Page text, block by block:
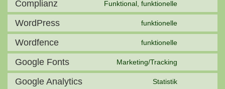
Complianz Funktional, funktionelle
service
WordPress funktionelle
service
Wordfence funktionelle
service
Google Fonts Marketing/Tracking
Google Analytics Statistik